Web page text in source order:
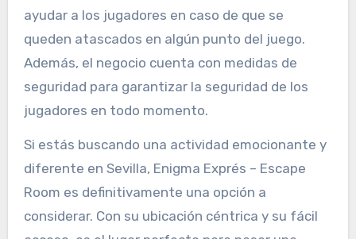
ayudar a los jugadores en caso de que se
queden atascados en algún punto del juego.
Además, el negocio cuenta con medidas de
seguridad para garantizar la seguridad de los
jugadores en todo momento.
Si estás buscando una actividad emocionante y
diferente en Sevilla, Enigma Exprés – Escape
Room es definitivamente una opción a
considerar. Con su ubicación céntrica y su fácil